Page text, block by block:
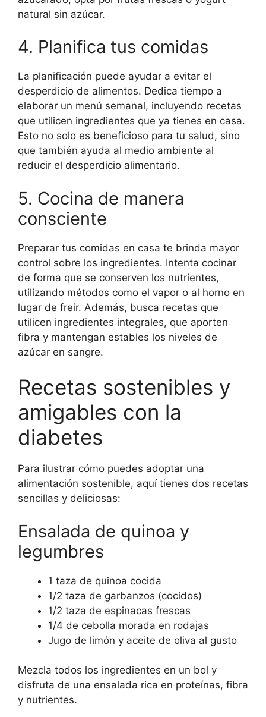
natural sin azúcar.
4. Planifica tus comidas
La planificación puede ayudar a evitar el
desperdicio de alimentos. Dedica tiempo a
elaborar un menú semanal, incluyendo recetas
que utilicen ingredientes que ya tienes en casa.
Esto no solo es beneficioso para tu salud, sino
que también ayuda al medio ambiente al
reducir el desperdicio alimentario.
5. Cocina de manera
consciente
Preparar tus comidas en casa te brinda mayor
control sobre los ingredientes. Intenta cocinar
de forma que se conserven los nutrientes,
utilizando métodos como el vapor o al horno en
lugar de freír. Además, busca recetas que
utilicen ingredientes integrales, que aporten
fibra y mantengan estables los niveles de
azúcar en sangre.
Recetas sostenibles y
amigables con la
diabetes
Para ilustrar cómo puedes adoptar una
alimentación sostenible, aquí tienes dos recetas
sencillas y deliciosas:
Ensalada de quinoa y
legumbres
1 taza de quinoa cocida
1/2 taza de garbanzos (cocidos)
1/2 taza de espinacas frescas
1/4 de cebolla morada en rodajas
Jugo de limón y aceite de oliva al gusto
Mezcla todos los ingredientes en un bol y
disfruta de una ensalada rica en proteínas, fibra
y nutrientes.